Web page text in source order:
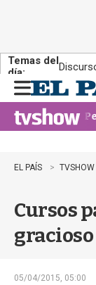
Temas del
día:
n
u
EL PAÍS TVSHOW
Cursos
05/04/2015, 05:00